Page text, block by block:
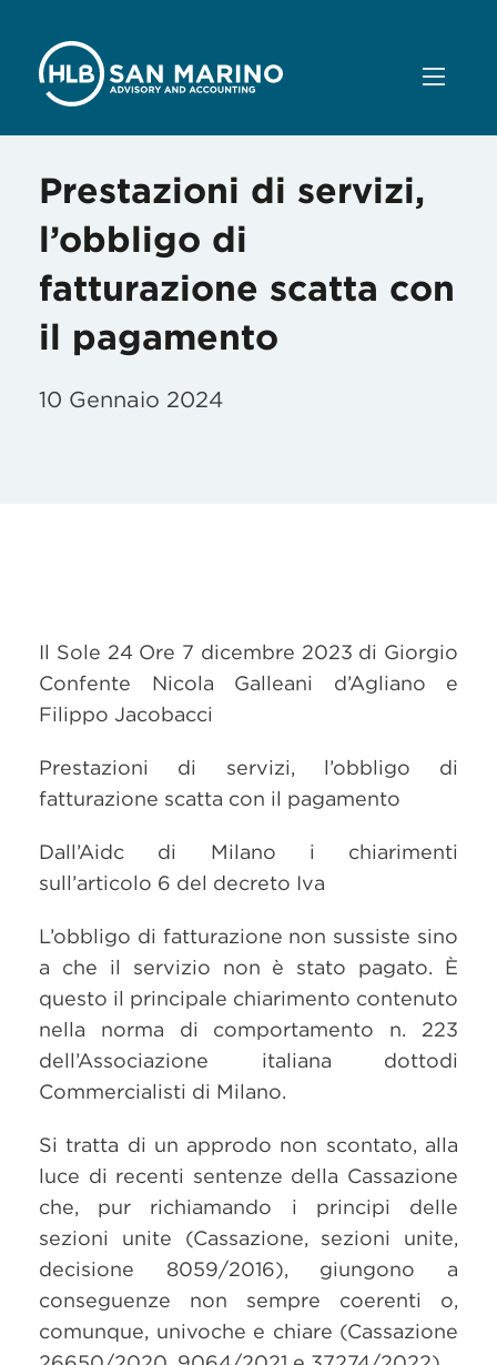
Prestazioni di servizi,
l’obbligo di
fatturazione scatta con
il pagamento
10 Gennaio 2024
Il Sole 24 Ore 7 dicembre 2023 di Giorgio
Confente Nicola Galleani d’Agliano e
Filippo Jacobacci
Prestazioni di servizi, l’obbligo di
fatturazione scatta con il pagamento
Dall’Aidc di Milano i chiarimenti
sull’articolo 6 del decreto Iva
L’obbligo di fatturazione non sussiste sino
a che il servizio non è stato pagato. È
questo il principale chiarimento contenuto
nella norma di comportamento n. 223
dell’Associazione italiana dottodi
Commercialisti di Milano.
Si tratta di un approdo non scontato, alla
luce di recenti sentenze della Cassazione
che, pur richiamando i principi delle
sezioni unite (Cassazione, sezioni unite,
decisione 8059/2016), giungono a
conseguenze non sempre coerenti o,
comunque, univoche e chiare (Cassazione